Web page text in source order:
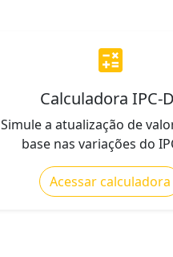
calculate
Calculadora IPC-
Simule a atualização de
base nas variações do
Acessar calculadora